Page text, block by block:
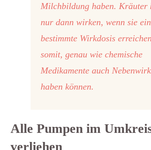
Milchbildung haben. Kräuter
nur dann wirken, wenn sie
bestimmte Wirkdosis
somit, genau wie chemische
Medikamente auch
haben können.
Alle Pumpen im
verliehen